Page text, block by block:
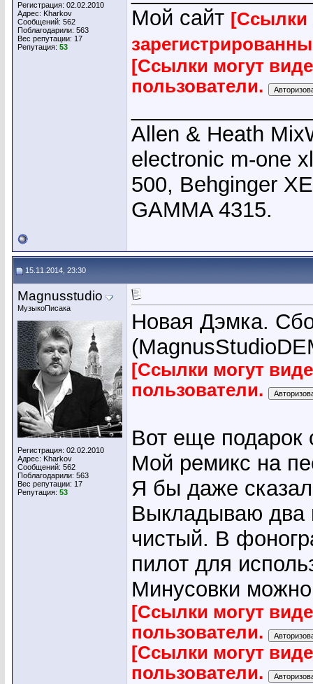
Регистрация: 02.02.2010
Адрес: Kharkov
Сообщений: 562
Поблагодарили: 563
Вес репутации: 17
Репутация: 53
Мой сайт [Ссылки
[Ссылки могут
пользователи.
Allen & Heath
electronic m-one
500, Behginger
GAMMA 4315.
15.11.2014, 23:30
Magnusstudio
МузыкоПисака
Регистрация: 02.02.2010
Адрес: Kharkov
Сообщений: 562
Поблагодарили: 563
Вес репутации: 17
Репутация: 53
Новая Дэмка.
[Ссылки могут
пользователи.
Вот еще подарок
Мой ремикс на
Я бы даже
Выкладываю два
чистый. В
пилот для
Минусовки
[Ссылки могут
пользователи.
[Ссылки могут
пользователи.